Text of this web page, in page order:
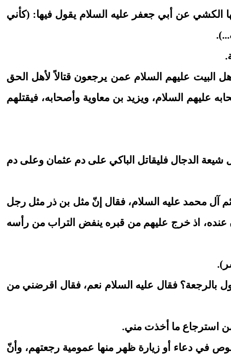
الكشي عن أبي جعفر عليه السلام يقول فيها: (كأني
البيت عليهم السلام عمن يرجعون قتالاً لأهل الحق
عليهم السلام، ويزيد بن معاوية وأصحابه، فيقتلهم
شيعة الدجال فليقاتل الباكي على دم عثمان وعلى دم
آل محمد عليه السلام، فقال إنّ مثل بن ذر مثل رجل
عنده، اذ خرج عليهم من قبره ينفض التراب من رأسه
بالرجعة؟ فقال عليه السلام نعم، فقال اقرضني من
من استرجاع ما أخذت مني.
في دعاء أو زيارة ظهر منها عمومية رجعتهم، وأنّ